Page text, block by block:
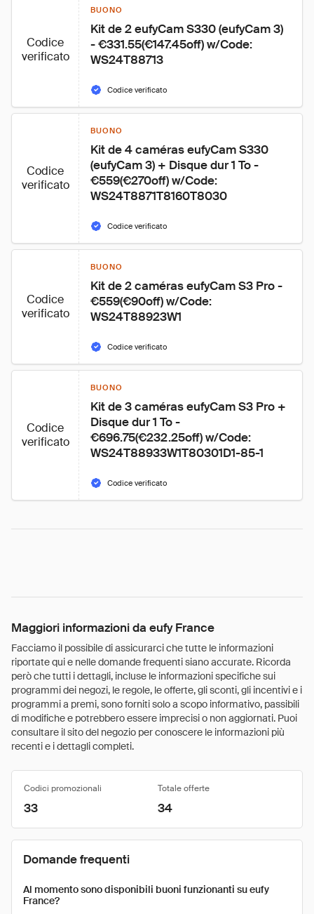
Codice
verificato
BUONO
Kit de 2 eufyCam S330 (eufyCam 3)
- €331.55(€147.45off) w/Code:
WS24T88713
Codice verificato
Codice
verificato
BUONO
Kit de 4 caméras eufyCam S330
(eufyCam 3) + Disque dur 1 To -
€559(€270off) w/Code:
WS24T8871T8160T8030
Codice verificato
Codice
verificato
BUONO
Kit de 2 caméras eufyCam S3 Pro -
€559(€90off) w/Code:
WS24T88923W1
Codice verificato
Codice
verificato
BUONO
Kit de 3 caméras eufyCam S3 Pro +
Disque dur 1 To -
€696.75(€232.25off) w/Code:
WS24T88933W1T80301D1-85-1
Codice verificato
Maggiori informazioni da eufy France
Facciamo il possibile di assicurarci che tutte le informazioni
riportate qui e nelle domande frequenti siano accurate. Ricorda
però che tutti i dettagli, incluse le informazioni specifiche sui
programmi dei negozi, le regole, le offerte, gli sconti, gli incentivi e i
programmi a premi, sono forniti solo a scopo informativo, passibili
di modifiche e potrebbero essere imprecisi o non aggiornati. Puoi
consultare il sito del negozio per conoscere le informazioni più
recenti e i dettagli completi.
Codici promozionali Totale offerte
33 34
Domande frequenti
Al momento sono disponibili buoni funzionanti su eufy
France?